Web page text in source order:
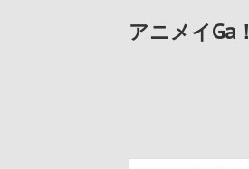
アニメイGa！